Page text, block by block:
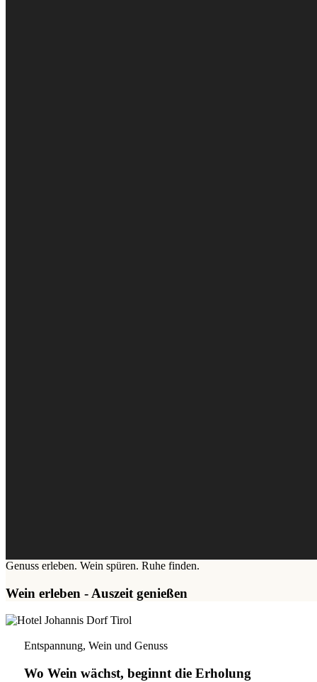
Genuss erleben. Wein spüren. Ruhe finden.
Wein erleben - Auszeit genießen
Entspannung, Wein und Genuss
Wo Wein wächst, beginnt die Erholung